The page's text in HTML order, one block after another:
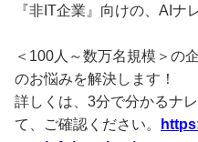
『非IT企業』向けの、AIナ
＜100人～数万名規模＞の
のお悩みを解決します！
詳しくは、3分で分かるナ
て、ご確認ください。